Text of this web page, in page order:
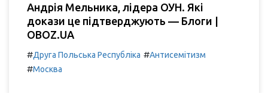
Андрія Мельника, лідера ОУН. Які
докази це підтверджують — Блоги |
OBOZ.UA
#Друга Польська Республіка #Антисемітизм
#Москва